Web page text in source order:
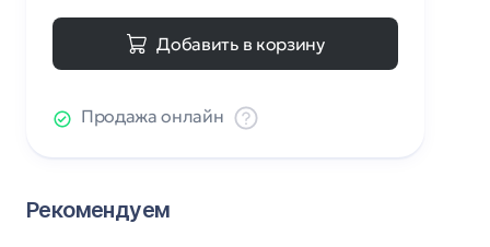
Добавить в корзину
Продажа онлайн
Рекомендуем